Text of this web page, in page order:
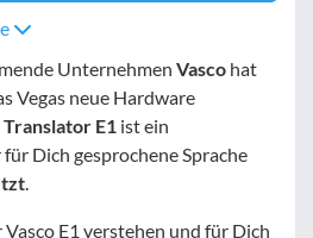
Unternehmen Vasco hat
Vegas neue Hardware
Translator E1 ist ein
Dich gesprochene Sprache
.
Vasco E1 verstehen und für Dich